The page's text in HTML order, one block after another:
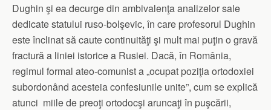
Dughin şi ea decurge din ambivalenţa analizelor sale
dedicate statului ruso-bolşevic, în care profesorul Dughin
este înclinat să caute continuităţi şi mult mai puţin o gravă
fractură a liniei istorice a Rusiei. Dacă, în România,
regimul formal ateo-comunist a „ocupat poziţia ortodoxiei
subordonând acesteia confesiunile unite”, cum se explică
atunci miile de preoţi ortodocşi aruncaţi în puşcării,